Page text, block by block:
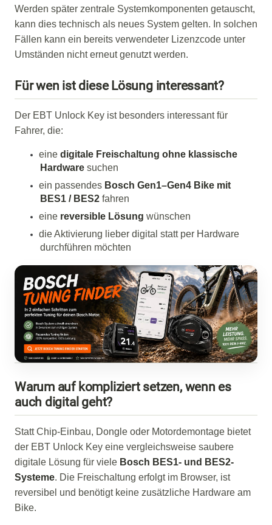
Werden später zentrale Systemkomponenten getauscht,
kann dies technisch als neues System gelten. In solchen
Fällen kann ein bereits verwendeter Lizenzcode unter
Umständen nicht erneut genutzt werden.
Für wen ist diese Lösung interessant?
Der EBT Unlock Key ist besonders interessant für
Fahrer, die:
eine digitale Freischaltung ohne klassische
Hardware suchen
ein passendes Bosch Gen1–Gen4 Bike mit
BES1 / BES2 fahren
eine reversible Lösung wünschen
die Aktivierung lieber digital statt per Hardware
durchführen möchten
Warum auf kompliziert setzen, wenn es
auch digital geht?
Statt Chip-Einbau, Dongle oder Motordemontage bietet
der EBT Unlock Key eine vergleichsweise saubere
digitale Lösung für viele Bosch BES1- und BES2-
Systeme. Die Freischaltung erfolgt im Browser, ist
reversibel und benötigt keine zusätzliche Hardware am
Bike.